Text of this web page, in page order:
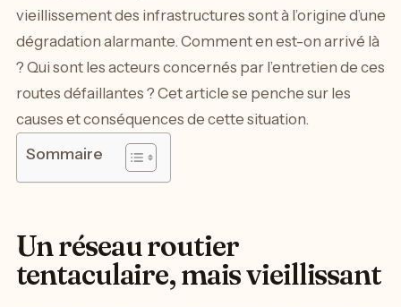
vieillissement des infrastructures sont à l’origine d’une
dégradation alarmante. Comment en est-on arrivé là
? Qui sont les acteurs concernés par l’entretien de ces
routes défaillantes ? Cet article se penche sur les
causes et conséquences de cette situation.
Sommaire
Un réseau routier
tentaculaire, mais vieillissant